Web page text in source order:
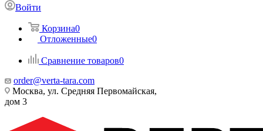
Войти
Корзина0
Отложенные0
Сравнение товаров0
order@verta-tara.com
Москва, ул. Средняя Первомайская,
дом 3